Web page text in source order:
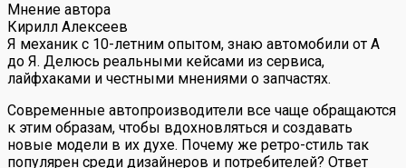
Мнение автора
Кирилл Алексеев
Я механик с 10-летним опытом, знаю автомобили от А
до Я. Делюсь реальными кейсами из сервиса,
лайфхаками и честными мнениями о запчастях.
Современные автопроизводители все чаще обращаются
к этим образам, чтобы вдохновляться и создавать
новые модели в их духе. Почему же ретро-стиль так
популярен среди дизайнеров и потребителей? Ответ